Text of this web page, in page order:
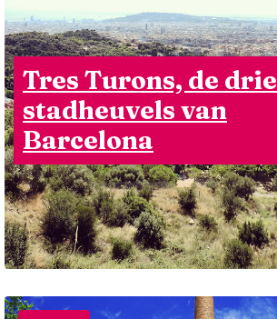
Tres Turons, de drie
stadheuvels van
Barcelona